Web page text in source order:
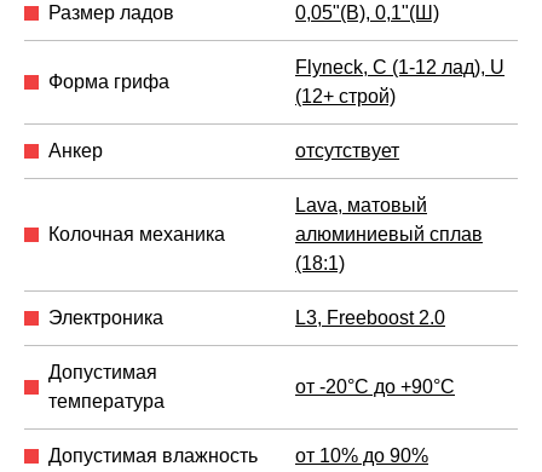
Размер ладов 0,05"(В), 0,1"(Ш)
Форма грифа
Flyneck, C (1-12 лад), U
(12+ строй)
Анкер отсутствует
Колочная механика
Lava, матовый
алюминиевый сплав
(18:1)
Электроника L3, Freeboost 2.0
Допустимая
температура
от -20°C до +90°C
Допустимая влажность от 10% до 90%